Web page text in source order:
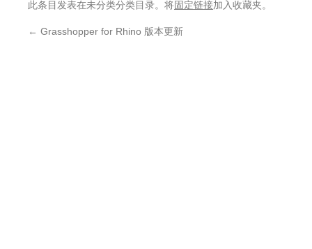
此条目发表在未分类分类目录。将固定链接加入收藏夹。
← Grasshopper for Rhino 版本更新